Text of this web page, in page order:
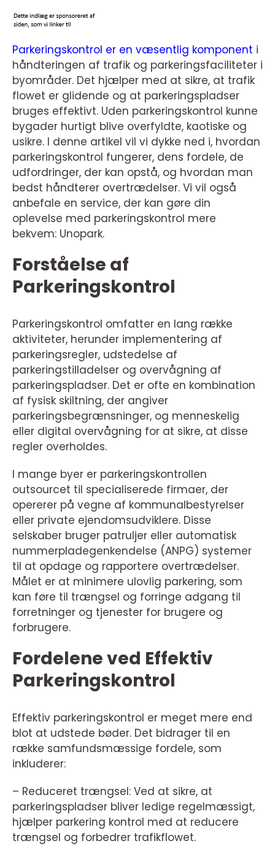
Parkeringskontrol er en væsentlig komponent i
håndteringen af trafik og parkeringsfaciliteter i
byområder. Det hjælper med at sikre, at trafik
flowet er glidende og at parkeringspladser
bruges effektivt. Uden parkeringskontrol kunne
bygader hurtigt blive overfyldte, kaotiske og
usikre. I denne artikel vil vi dykke ned i, hvordan
parkeringskontrol fungerer, dens fordele, de
udfordringer, der kan opstå, og hvordan man
bedst håndterer overtrædelser. Vi vil også
anbefale en service, der kan gøre din
oplevelse med parkeringskontrol mere
bekvem: Unopark.
Forståelse af
Parkeringskontrol
Parkeringskontrol omfatter en lang række
aktiviteter, herunder implementering af
parkeringsregler, udstedelse af
parkeringstilladelser og overvågning af
parkeringspladser. Det er ofte en kombination
af fysisk skiltning, der angiver
parkeringsbegrænsninger, og menneskelig
eller digital overvågning for at sikre, at disse
regler overholdes.
I mange byer er parkeringskontrollen
outsourcet til specialiserede firmaer, der
opererer på vegne af kommunalbestyrelser
eller private ejendomsudviklere. Disse
selskaber bruger patruljer eller automatisk
nummerpladegenkendelse (ANPG) systemer
til at opdage og rapportere overtrædelser.
Målet er at minimere ulovlig parkering, som
kan føre til trængsel og forringe adgang til
forretninger og tjenester for brugere og
forbrugere.
Fordelene ved Effektiv
Parkeringskontrol
Effektiv parkeringskontrol er meget mere end
blot at udstede bøder. Det bidrager til en
række samfundsmæssige fordele, som
inkluderer:
– Reduceret trængsel: Ved at sikre, at
parkeringspladser bliver ledige regelmæssigt,
hjælper parkering kontrol med at reducere
trængsel og forbedrer trafikflowet.